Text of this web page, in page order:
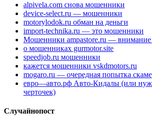
alpivela.com снова мошенники
device-select.ru — мошенники
motorylodok.ru обман на деньги
import-technika.ru — это мошенники
Мошенники ampastore.ru — внимание
о мошенниках gurmotor.site
speedjob.ru мошенники
кажется мошенники vskdmotors.ru
mogaro.ru — очередная попытка
евро—авто.рф Авто-Кидалы (или
черточек)
Случайнопост